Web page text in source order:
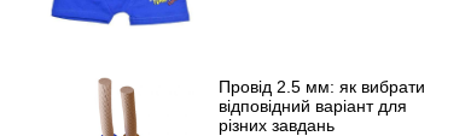
Провід 2.5 мм: як вибрати
відповідний варіант для
різних завдань